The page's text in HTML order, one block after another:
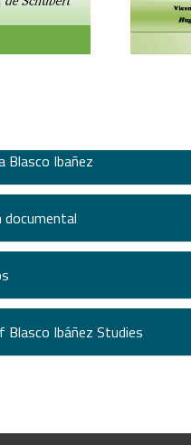
Blasco Ibañez
documental
Blasco Ibáñez Studies